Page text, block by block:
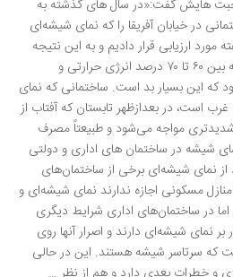
هایش گفت:«در سال های گذشته به
در خیابان آفریقا را که نمای شیشه‌ای
ارزیابی قرار دادیم و به این نتیجه
رسیدیم که در یک هفته بین ۶۰ تا ۷۰ درصد انرژی حرارتی و
که این بسیار بد است. ساختمانی که نمای
است، در بعدازظهر تابستان که آفتاب از
شدیدتری مواجه می‌شود و طبیعتاً مصرف
شیشه در ساختمان های اداری و دولتی
از نمای شیشه‌ای برخی از ساختمان‌های
مسکونی اجازه ندارند نمای شیشه‌ای و
اما در ساختمان‌های اداری شرایط دیگری
نمای شیشه‌ای دارند و اصرار آنها روی
که سرتاسر شیشه هستند. این در حالی